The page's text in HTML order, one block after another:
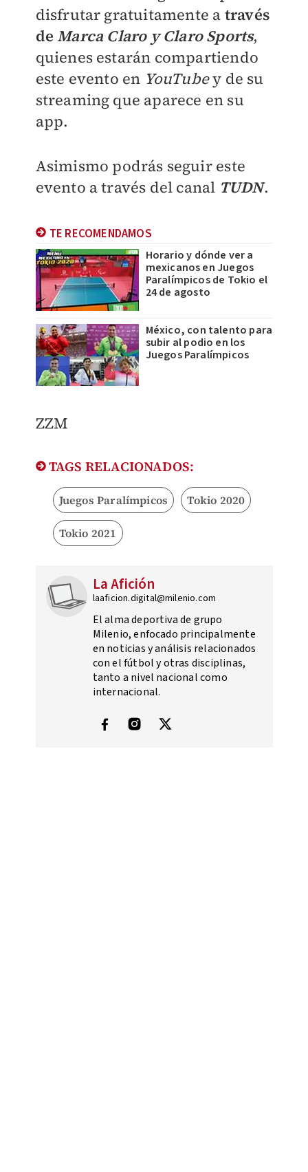
disfrutar gratuitamente a través
deMarca Claro y Claro Sports,
quienes estarán compartiendo
este evento en YouTubey de su
streaming que aparece en su
app.
Asimismo podrás seguir este
evento a través del canal TUDN.
TE RECOMENDAMOS
Horario y dónde ver a
mexicanos en Juegos
Paralímpicos de Tokio el
24 de agosto
México, con talento para
subir al podio en los
Juegos Paralímpicos
ZZM
TAGS RELACIONADOS:
Juegos Paralímpicos Tokio 2020
Tokio 2021
La Afición
laaficion.digital@milenio.com
El alma deportiva de grupo
Milenio, enfocado principalmente
en noticias y análisis relacionados
con el fútbol y otras disciplinas,
tanto a nivel nacional como
internacional.